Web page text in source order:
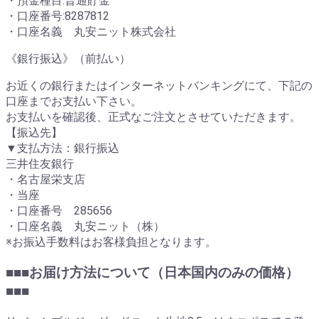
・口座番号:8287812
・口座名義 丸安ニット株式会社
《銀行振込》（前払い）
お近くの銀行またはインターネットバンキングにて、下記の
口座までお支払い下さい。
お支払いを確認後、正式なご注文とさせていただきます。
【振込先】
▼支払方法：銀行振込
三井住友銀行
・名古屋栄支店
・当座
・口座番号 285656
・口座名義 丸安ニット（株）
※お振込手数料はお客様負担となります。
■■■お届け方法について（日本国内のみの価格）
■■■